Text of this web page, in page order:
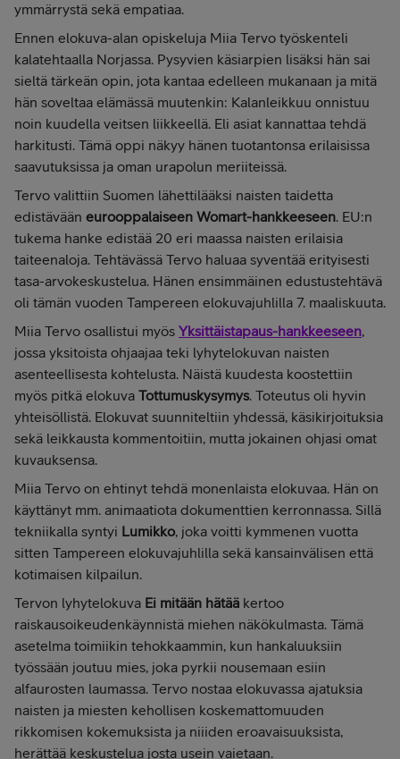
ymmärrystä sekä empatiaa.
Ennen elokuva-alan opiskeluja Miia Tervo työskenteli
kalatehtaalla Norjassa. Pysyvien käsiarpien lisäksi hän sai
sieltä tärkeän opin, jota kantaa edelleen mukanaan ja mitä
hän soveltaa elämässä muutenkin: Kalanleikkuu onnistuu
noin kuudella veitsen liikkeellä. Eli asiat kannattaa tehdä
harkitusti. Tämä oppi näkyy hänen tuotantonsa erilaisissa
saavutuksissa ja oman urapolun meriiteissä.
Tervo valittiin Suomen lähettilääksi naisten taidetta
edistävään eurooppalaiseen Womart-hankkeeseen. EU:n
tukema hanke edistää 20 eri maassa naisten erilaisia
taiteenaloja. Tehtävässä Tervo haluaa syventää erityisesti
tasa-arvokeskustelua. Hänen ensimmäinen edustustehtävä
oli tämän vuoden Tampereen elokuvajuhlilla 7. maaliskuuta.
Miia Tervo osallistui myös Yksittäistapaus-hankkeeseen,
jossa yksitoista ohjaajaa teki lyhytelokuvan naisten
asenteellisesta kohtelusta. Näistä kuudesta koostettiin
myös pitkä elokuva Tottumuskysymys. Toteutus oli hyvin
yhteisöllistä. Elokuvat suunniteltiin yhdessä, käsikirjoituksia
sekä leikkausta kommentoitiin, mutta jokainen ohjasi omat
kuvauksensa.
Miia Tervo on ehtinyt tehdä monenlaista elokuvaa. Hän on
käyttänyt mm. animaatiota dokumenttien kerronnassa. Sillä
tekniikalla syntyi Lumikko, joka voitti kymmenen vuotta
sitten Tampereen elokuvajuhlilla sekä kansainvälisen että
kotimaisen kilpailun.
Tervon lyhytelokuva Ei mitään hätää kertoo
raiskausoikeudenkäynnistä miehen näkökulmasta. Tämä
asetelma toimiikin tehokkaammin, kun hankaluuksiin
työssään joutuu mies, joka pyrkii nousemaan esiin
alfaurosten laumassa. Tervo nostaa elokuvassa ajatuksia
naisten ja miesten kehollisen koskemattomuuden
rikkomisen kokemuksista ja niiiden eroavaisuuksista,
herättää keskustelua josta usein vaietaan.